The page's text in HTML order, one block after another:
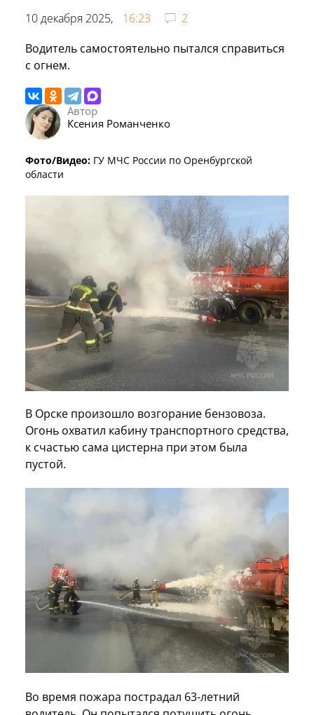
10 декабря 2025, 16:23
2
Водитель самостоятельно пытался справиться
с огнем.
Автор
Ксения Романченко
Фото/Видео: ГУ МЧС России по Оренбургской
области
В Орске произошло возгорание бензовоза.
Огонь охватил кабину транспортного средства,
к счастью сама цистерна при этом была
пустой.
Во время пожара пострадал 63-летний